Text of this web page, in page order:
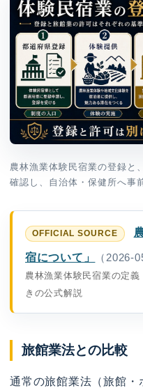
農林漁業体験民宿業の登録と
確認し、自治体・保健所へ事
宿について」
（2026-
農林漁業体験民宿業の定
きの公式解説
旅館業法との比較
通常の旅館業法（旅館・